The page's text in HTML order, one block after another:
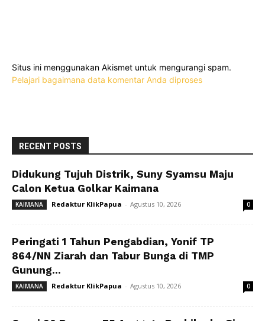
Situs ini menggunakan Akismet untuk mengurangi spam.
Pelajari bagaimana data komentar Anda diproses
RECENT POSTS
Didukung Tujuh Distrik, Suny Syamsu Maju
Calon Ketua Golkar Kaimana
KAIMANA Redaktur KlikPapua - Agustus 10, 2026 0
Peringati 1 Tahun Pengabdian, Yonif TP
864/NN Ziarah dan Tabur Bunga di TMP
Gunung...
KAIMANA Redaktur KlikPapua - Agustus 10, 2026 0